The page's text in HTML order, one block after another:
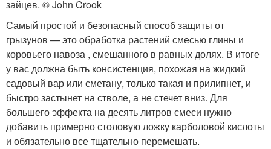
зайцев. © John Crook
Самый простой и безопасный способ защиты от
грызунов — это обработка растений смесью глины и
коровьего навоза , смешанного в равных долях. В итоге
у вас должна быть консистенция, похожая на жидкий
садовый вар или сметану, только такая и прилипнет, и
быстро застынет на стволе, а не стечет вниз. Для
большего эффекта на десять литров смеси нужно
добавить примерно столовую ложку карболовой кислоты
и обязательно все тщательно перемешать.